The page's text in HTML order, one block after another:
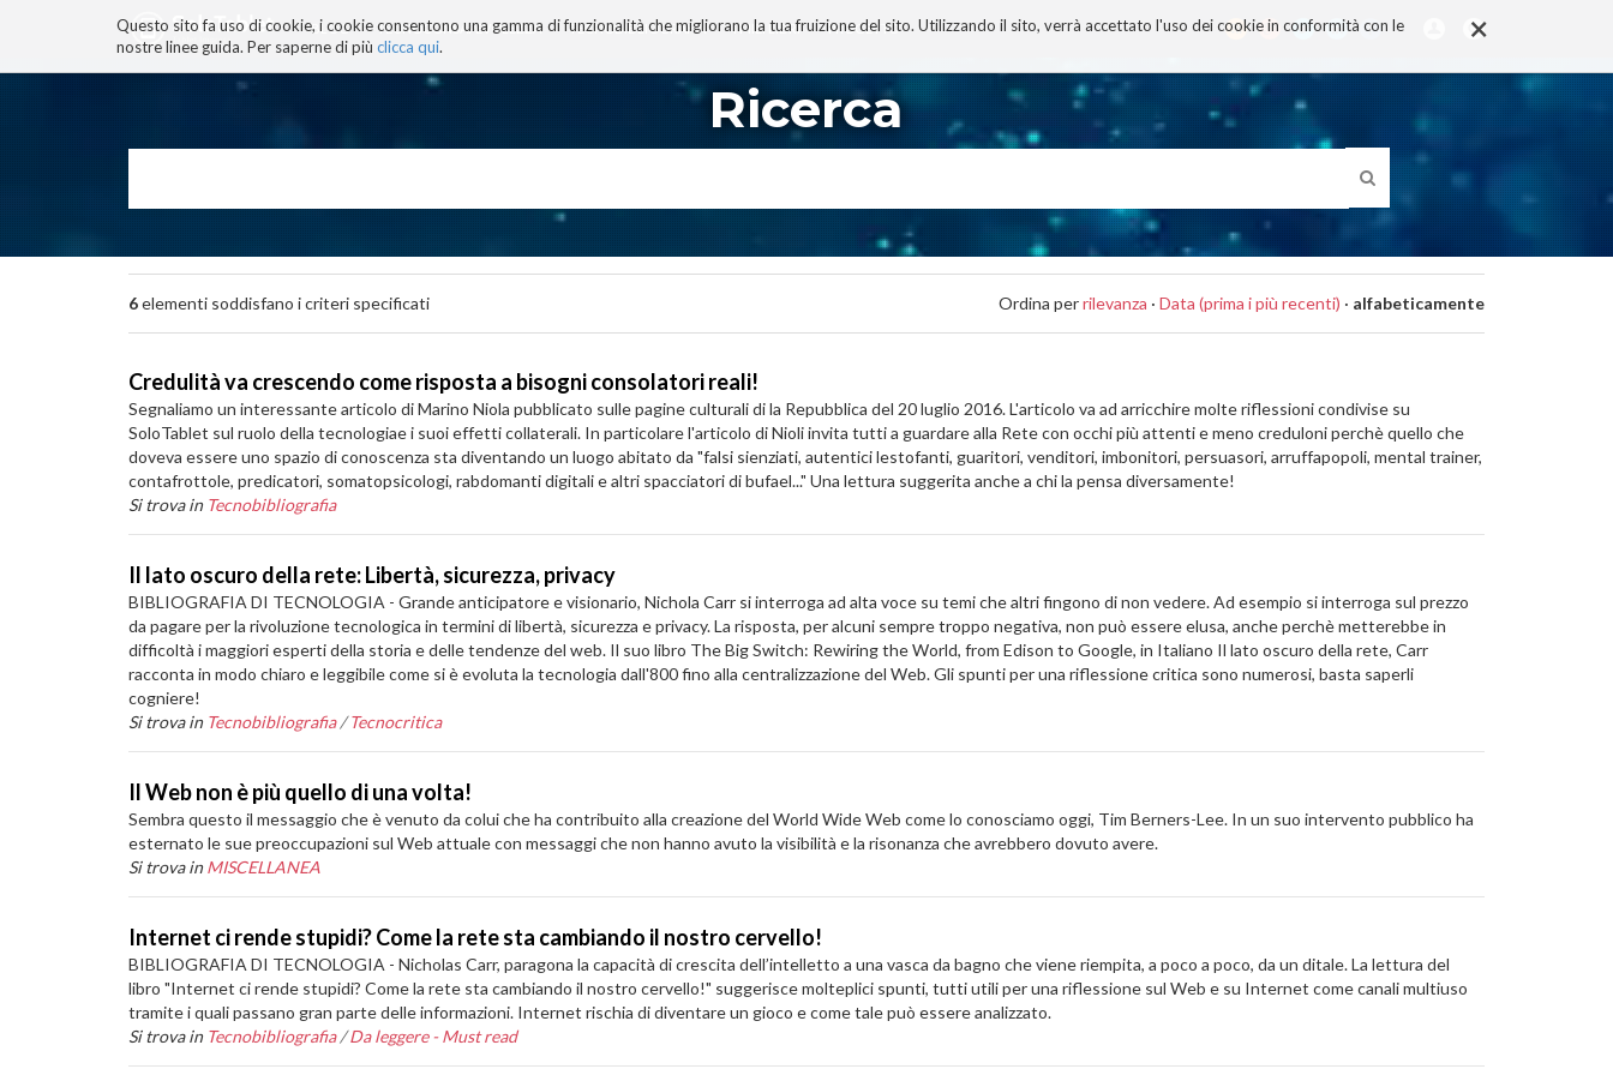
×
Questo sito fa uso di cookie, i cookie consentono una gamma di funzionalità che migliorano la tua fruizione del sito. Utilizzando il sito, verrà accettato l'uso dei cookie in conformità con le
nostre linee guida. Per saperne di più clicca qui.
BLOG TECNOCONSAPEVOLEZZA TECNOBIBLIOGRAFIA I MIEI LIBRI PROGETTO
navigazione
Ricerca
6elementi soddisfano i criteri specificati Ordina perrilevanza · Data (prima i più recenti) · alfabeticamente
Credulità va crescendo come risposta a bisogni consolatori reali!
Segnaliamo un interessante articolo di Marino Niola pubblicato sulle pagine culturali di la Repubblica del 20 luglio 2016. L'articolo va ad arricchire molte riflessioni condivise su
SoloTablet sul ruolo della tecnologiae i suoi effetti collaterali. In particolare l'articolo di Nioli invita tutti a guardare alla Rete con occhi più attenti e meno creduloni perchè quello che
doveva essere uno spazio di conoscenza sta diventando un luogo abitato da "falsi sienziati, autentici lestofanti, guaritori, venditori, imbonitori, persuasori, arruffapopoli, mental trainer,
contafrottole, predicatori, somatopsicologi, rabdomanti digitali e altri spacciatori di bufael..." Una lettura suggerita anche a chi la pensa diversamente!
Si trova in Tecnobibliografia
Il lato oscuro della rete: Libertà, sicurezza, privacy
BIBLIOGRAFIA DI TECNOLOGIA - Grande anticipatore e visionario, Nichola Carr si interroga ad alta voce su temi che altri fingono di non vedere. Ad esempio si interroga sul prezzo
da pagare per la rivoluzione tecnologica in termini di libertà, sicurezza e privacy. La risposta, per alcuni sempre troppo negativa, non può essere elusa, anche perchè metterebbe in
difficoltà i maggiori esperti della storia e delle tendenze del web. Il suo libro The Big Switch: Rewiring the World, from Edison to Google, in Italiano Il lato oscuro della rete, Carr
racconta in modo chiaro e leggibile come si è evoluta la tecnologia dall'800 fino alla centralizzazione del Web. Gli spunti per una riflessione critica sono numerosi, basta saperli
cogniere!
Si trova in Tecnobibliografia /Tecnocritica
Il Web non è più quello di una volta!
Sembra questo il messaggio che è venuto da colui che ha contribuito alla creazione del World Wide Web come lo conosciamo oggi, Tim Berners-Lee. In un suo intervento pubblico ha
esternato le sue preoccupazioni sul Web attuale con messaggi che non hanno avuto la visibilità e la risonanza che avrebbero dovuto avere.
Si trova in MISCELLANEA
Internet ci rende stupidi? Come la rete sta cambiando il nostro cervello!
BIBLIOGRAFIA DI TECNOLOGIA - Nicholas Carr, paragona la capacità di crescita dell’intelletto a una vasca da bagno che viene riempita, a poco a poco, da un ditale. La lettura del
libro "Internet ci rende stupidi? Come la rete sta cambiando il nostro cervello!" suggerisce molteplici spunti, tutti utili per una riflessione sul Web e su Internet come canali multiuso
tramite i quali passano gran parte delle informazioni. Internet rischia di diventare un gioco e come tale può essere analizzato.
Si trova in Tecnobibliografia /Da leggere - Must read